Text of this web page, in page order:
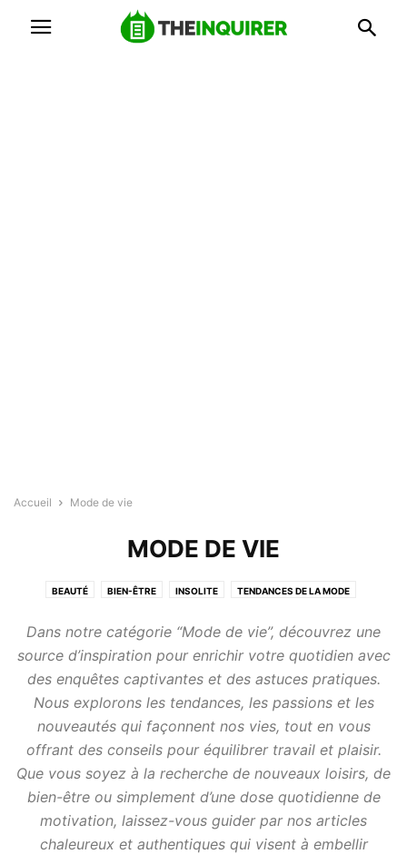
Accueil Mode de vie
MODE DE VIE
BEAUTÉ BIEN-ÊTRE INSOLITE TENDANCES DE LA MODE
Dans notre catégorie “Mode de vie”, découvrez une
source d’inspiration pour enrichir votre quotidien avec
des enquêtes captivantes et des astuces pratiques.
Nous explorons les tendances, les passions et les
nouveautés qui façonnent nos vies, tout en vous
offrant des conseils pour équilibrer travail et plaisir.
Que vous soyez à la recherche de nouveaux loisirs, de
bien-être ou simplement d’une dose quotidienne de
motivation, laissez-vous guider par nos articles
chaleureux et authentiques qui visent à embellir